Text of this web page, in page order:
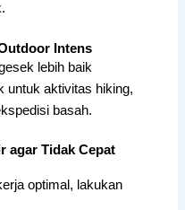
Intens
lebih baik
untuk aktivitas hiking,
basah.
agar Tidak Cepat
optimal, lakukan